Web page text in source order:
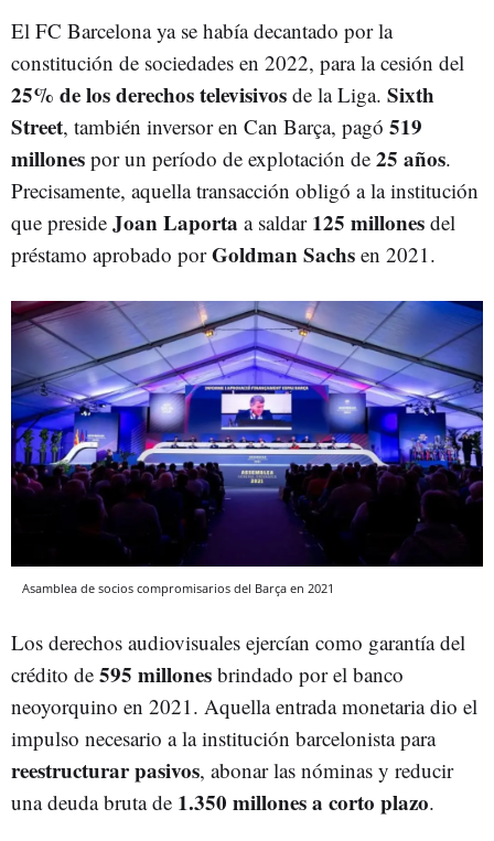
El FC Barcelona ya se había decantado por la
constitución de sociedades en 2022, para la cesión del
25% de los derechos televisivos de la Liga. Sixth
Street, también inversor en Can Barça, pagó 519
millones por un período de explotación de 25 años.
Precisamente, aquella transacción obligó a la institución
que preside Joan Laporta a saldar 125 millones del
préstamo aprobado porGoldman Sachs en 2021.
Asamblea de socios compromisarios del Barça en 2021
Los derechos audiovisuales ejercían como garantía del
crédito de 595 millones brindado por el banco
neoyorquino en 2021. Aquella entrada monetaria dio el
impulso necesario a la institución barcelonista para
reestructurar pasivos, abonar las nóminas y reducir
una deuda bruta de 1.350 millones a corto plazo.